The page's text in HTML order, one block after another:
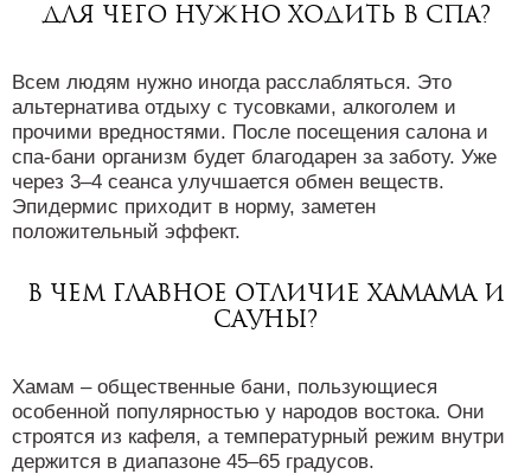
Для чего нужно ходить в спа?
Всем людям нужно иногда расслабляться. Это
альтернатива отдыху с тусовками, алкоголем и
прочими вредностями. После посещения салона и
спа-бани организм будет благодарен за заботу. Уже
через 3–4 сеанса улучшается обмен веществ.
Эпидермис приходит в норму, заметен
положительный эффект.
В чем главное отличие хамама и
сауны?
Хамам – общественные бани, пользующиеся
особенной популярностью у народов востока. Они
строятся из кафеля, а температурный режим внутри
держится в диапазоне 45–65 градусов.